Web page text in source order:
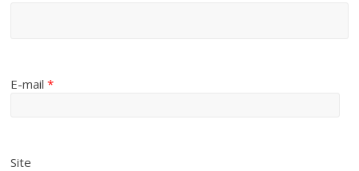
E-mail*
Site